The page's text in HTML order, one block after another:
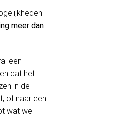
meer dan
een
dat het
in de
of naar een
wat we